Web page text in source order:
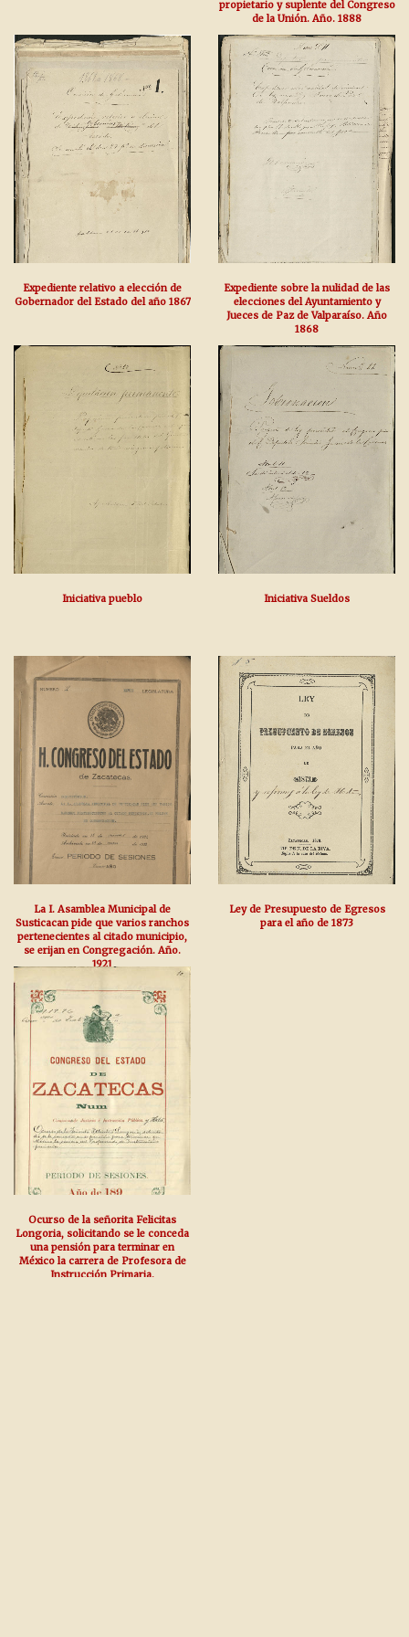
propietario y suplente del Congreso
de la Unión. Año. 1888
Expediente relativo a elección de
Gobernador del Estado del año 1867
Expediente sobre la nulidad de las
elecciones del Ayuntamiento y
Jueces de Paz de Valparaíso. Año
1868
Iniciativa pueblo Iniciativa Sueldos
La I. Asamblea Municipal de
Susticacan pide que varios ranchos
pertenecientes al citado municipio,
se erijan en Congregación. Año.
1921
Ley de Presupuesto de Egresos
para el año de 1873
Ocurso de la señorita Felicitas
Longoria, solicitando se le conceda
una pensión para terminar en
México la carrera de Profesora de
Instrucción Primaria.